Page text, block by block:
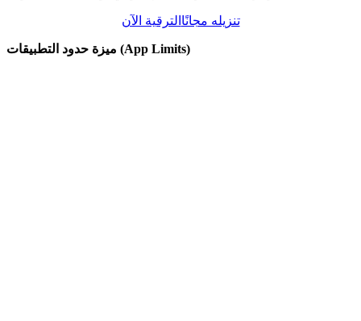
تنزيله مجانًا الترقية الآن
ميزة حدود التطبيقات (App Limits)